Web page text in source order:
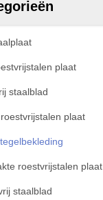
plaat
staalblad
plaat
roestvrijstalen plaat
staalblad